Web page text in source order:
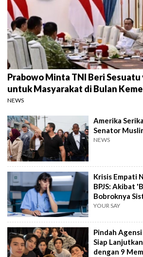
Prabowo Minta TNI Beri Sesuatu
untuk Masyarakat di Bulan
NEWS
Amerika
Senator
NEWS
Krisis Empati
BPJS: Akibat
Bobroknya
YOUR SAY
Pindah
Siap
dengan 9